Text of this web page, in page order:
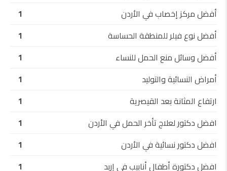
أفضل مركز إخصاب في الأردن
1
أفضل نوع فيلر للمنطقة الحساسة
1
أفضل وسائل منع الحمل للنساء
1
أمراض النسائية والتوليد
1
ارتفاع المثانة بعد القيصرية
1
افضل دكتور لعلاج تأخر الحمل في الأردن
1
افضل دكتور نسائية في الأردن
1
افضل دكتورة أطفال أنابيب في إربد
1